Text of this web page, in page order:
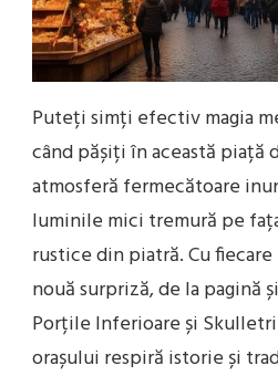
Puteți simți efectiv magia
când pășiți în această piață
atmosferă fermecătoare
luminile mici tremură pe
rustice din piatră. Cu
nouă surpriză, de la pagină
Porțile Inferioare și
orașului respiră istorie și